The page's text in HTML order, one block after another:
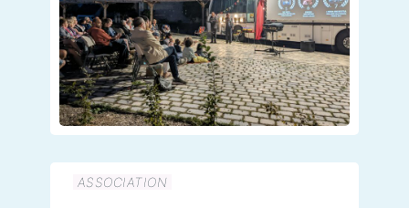
ASSOCIATION